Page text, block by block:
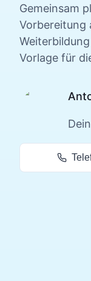
Gemeinsam
Vorbereitung
Vorlage für